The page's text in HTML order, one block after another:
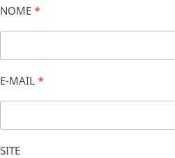
NOME *
E-MAIL *
SITE